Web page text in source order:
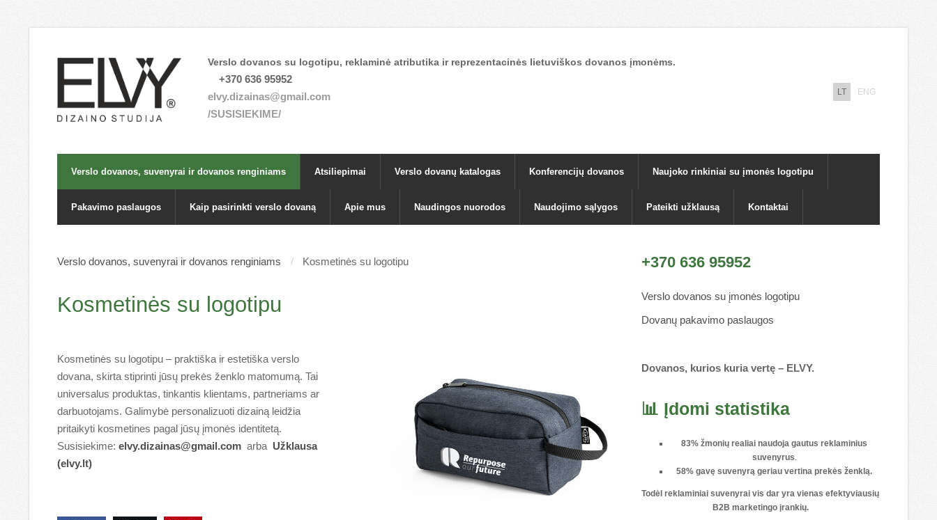
Verslo dovanos su logotipu, reklaminė atributika ir reprezentacinės lietuviškos dovanos įmonėms.
+370 636 95952
elvy.dizainas@gmail.com
/SUSISIEKIME/
LT ENG
Verslo dovanos, suvenyrai ir dovanos renginiams Atsiliepimai Verslo dovanų katalogas Konferencijų dovanos Naujoko rinkiniai su įmonės logotipu
Pakavimo paslaugos Kaip pasirinkti verslo dovaną Apie mus Naudingos nuorodos Naudojimo sąlygos Pateikti užklausą Kontaktai
+370 636 95952
Verslo dovanos su įmonės logotipu
Dovanų pakavimo paslaugos
Dovanos, kurios kuria vertę – ELVY.
📊 Įdomi statistika
83% žmonių realiai naudoja gautus reklaminius
suvenyrus.
58% gavę suvenyrą geriau vertina prekės ženklą.
Todėl reklaminiai suvenyrai vis dar yra vienasefektyviausių
B2B marketingo įrankių.
Verslo dovanos, suvenyrai ir dovanos renginiams Kosmetinės su logotipu
Kosmetinės su logotipu
Kosmetinės su logotipu – praktiška ir estetiška verslo
dovana, skirta stiprinti jūsų prekės ženklo matomumą. Tai
universalus produktas, tinkantis klientams, partneriams ar
darbuotojams. Galimybė personalizuoti dizainą leidžia
pritaikyti kosmetines pagal jūsų įmonės identitetą.
Susisiekime: elvy.dizainas@gmail.com arba Užklausa
(elvy.lt)